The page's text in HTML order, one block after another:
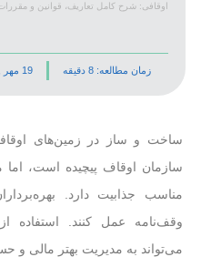
اوقافی: شرح کامل تعاریف، قوانین و
زمان مطالعه: 8 دقیقه 19 مهر , 1403
ساخت و ساز در زمین‌های
سازمان اوقاف پیچیده است،
مناسب جذابیت دارد.
وقف‌نامه عمل کنند. استفاده
می‌تواند به مدیریت بهتر مالی و